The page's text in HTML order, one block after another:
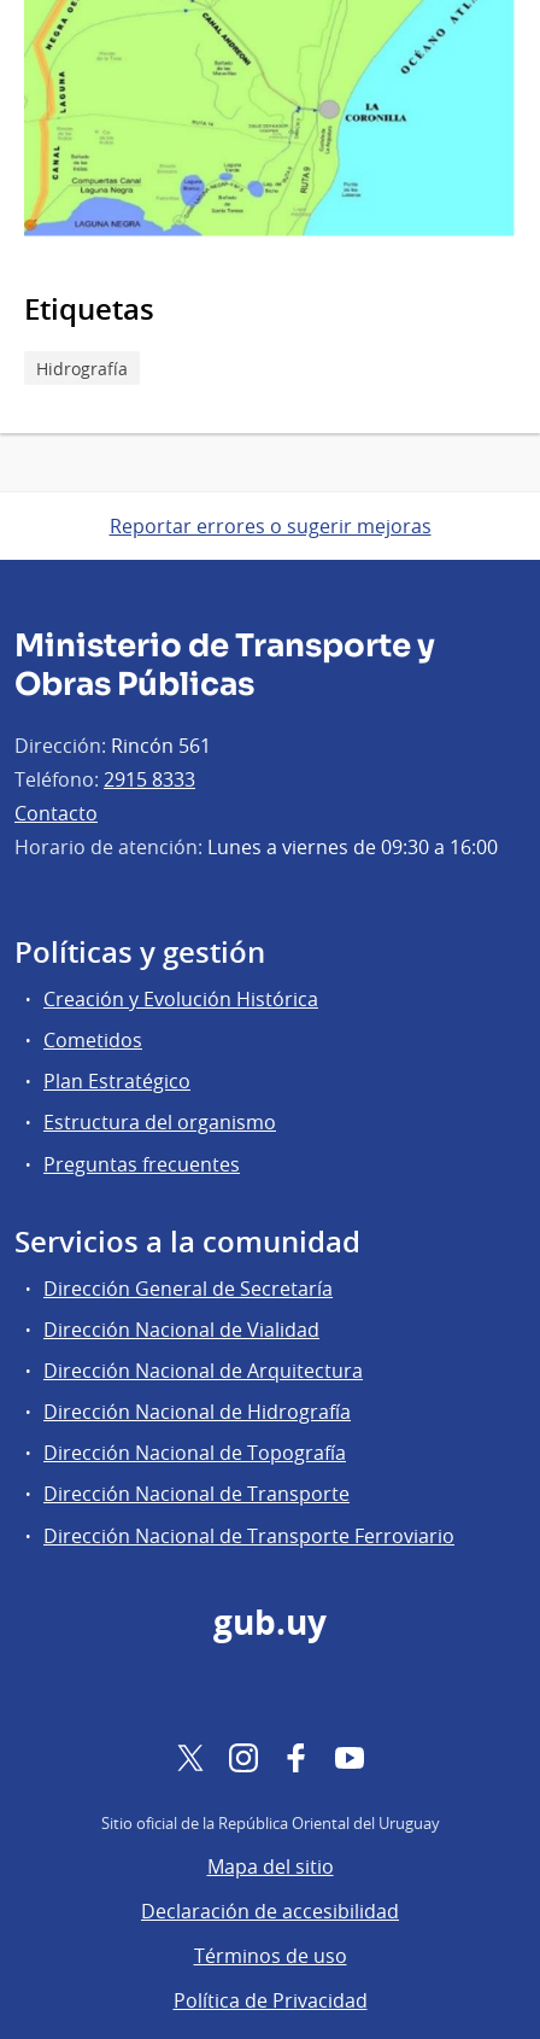
Etiquetas
Hidrografía
Reportar errores o sugerir mejoras
Ministerio de Transporte y
Obras Públicas
Dirección: Rincón 561
Teléfono: 2915 8333
Contacto
Horario de atención: Lunes a viernes de 09:30 a 16:00
Políticas y gestión
Creación y Evolución Histórica
Cometidos
Plan Estratégico
Estructura del organismo
Preguntas frecuentes
Servicios a la comunidad
Dirección General de Secretaría
Dirección Nacional de Vialidad
Dirección Nacional de Arquitectura
Dirección Nacional de Hidrografía
Dirección Nacional de Topografía
Dirección Nacional de Transporte
Dirección Nacional de Transporte Ferroviario
gub.uy
TwitterInstagramFacebookYouTube
Sitio oficial de la República Oriental del Uruguay
Mapa del sitio
Declaración de accesibilidad
Términos de uso
Política de Privacidad